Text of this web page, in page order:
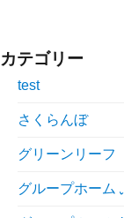
カテゴリー
test
さくらんぼ
グリーンリーフ
グループホーム